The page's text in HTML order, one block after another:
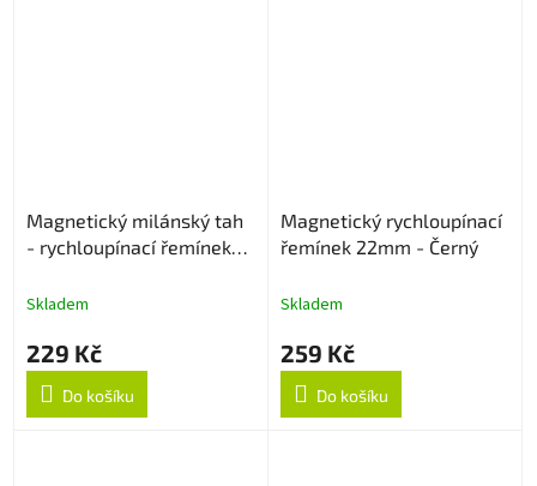
Magnetický milánský tah
- rychloupínací řemínek
Skladem
229 Kč
Do košíku
Magnetický rychloupínací
řemínek 22mm - Černý
Skladem
259 Kč
Do košíku